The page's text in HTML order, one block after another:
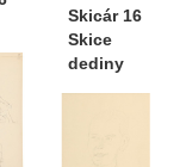
Skicár 16
Skice
dediny